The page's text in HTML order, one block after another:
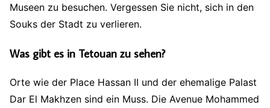
Museen zu besuchen. Vergessen Sie nicht, sich in den
Souks der Stadt zu verlieren.
Was gibt es in Tetouan zu sehen?
Orte wie der Place Hassan II und der ehemalige Palast
Dar El Makhzen sind ein Muss. Die Avenue Mohammed